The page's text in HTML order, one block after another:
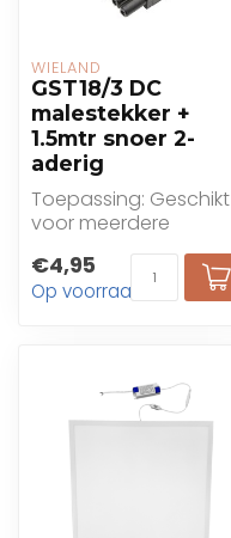
WIELAND
GST18/3 DC
malestekker +
1.5mtr snoer 2-
aderig
Toepassing: Geschikt
voor meerdere
toepassingen
€4,95
Op voorraad